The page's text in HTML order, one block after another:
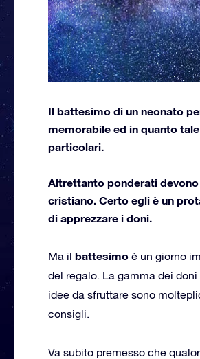
Il battesimo di un neonato
memorabile ed in quanto
particolari.
Altrettanto ponderati
cristiano. Certo egli è un
di apprezzare i doni.
Ma il battesimo è un giorno
del regalo. La gamma dei
idee da sfruttare sono
consigli.
Va subito premesso che